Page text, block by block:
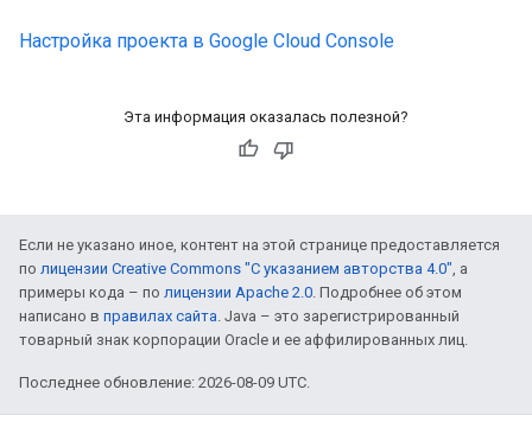
Настройка проекта в Google Cloud Console
Эта информация оказалась полезной?
Если не указано иное, контент на этой странице предоставляется
по лицензии Creative Commons "С указанием авторства 4.0", а
примеры кода – по лицензии Apache 2.0. Подробнее об этом
написано в правилах сайта. Java – это зарегистрированный
товарный знак корпорации Oracle и ее аффилированных лиц.
Последнее обновление: 2026-08-09 UTC.